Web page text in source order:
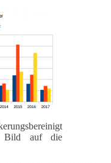
Bild auf die